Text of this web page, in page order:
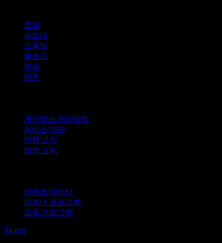
요금
파트너
도움말
블로그
학습
언론
개인정보 처리방침
서비스 약관
면책 고지
법적 고지
이벤트 데이터
파트너 프로그램
교육 프로그램
Twitter